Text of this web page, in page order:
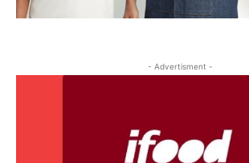
- Advertisment -